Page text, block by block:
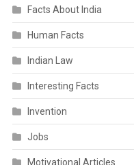
Facts About India
Human Facts
Indian Law
Interesting Facts
Invention
Jobs
Motivational Articles